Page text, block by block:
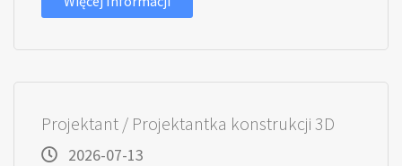
Projektant / Projektantka konstrukcji 3D
2026-07-13